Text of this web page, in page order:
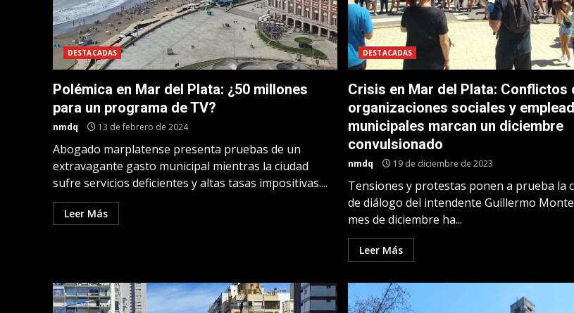
DESTACADAS
Polémica en Mar del Plata: ¿50 millones
para un programa de TV?
nmdq 13 de febrero de 2024
Abogado marplatense presenta pruebas de un
extravagante gasto municipal mientras la ciudad
sufre servicios deficientes y altas tasas impositivas....
Leer Más
DESTACADAS
Crisis en Mar del Plata: Conflictos
organizaciones sociales y
municipales marcan un diciembre
convulsionado
nmdq 19 de diciembre de 2023
Tensiones y protestas ponen a prueba la
de diálogo del intendente Guillermo
mes de diciembre ha...
Leer Más